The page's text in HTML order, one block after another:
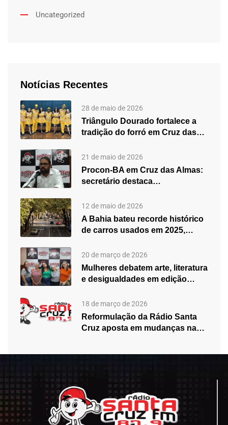
Uncategorized
Notícias Recentes
28 de maio de 2026
Triângulo Dourado fortalece a
tradição do forró em Cruz das…
21 de maio de 2026
Procon-BA em Cruz das Almas:
secretário destaca
12 de maio de 2026
A Bahia bateu recorde histórico
de carros usados em 2025,…
20 de março de 2026
Mulheres debatem arte, literatura
e desigualdades em edição
18 de março de 2026
Reformulação da Rádio Santa
Cruz aposta em mudanças na